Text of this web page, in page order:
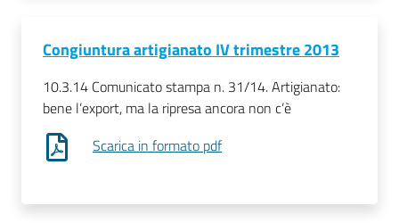
Congiuntura artigianato IV trimestre 2013
10.3.14 Comunicato stampa n. 31/14. Artigianato:
bene l’export, ma la ripresa ancora non c’è
Scarica in formato pdf